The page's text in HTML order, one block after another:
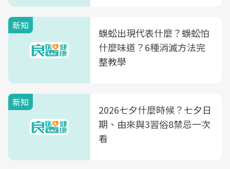
新知
蜈蚣出現代表什麼？蜈蚣怕
什麼味道？6種消滅方法完
整教學
新知
2026七夕什麼時候？七夕日
期、由來與3習俗8禁忌一次
看